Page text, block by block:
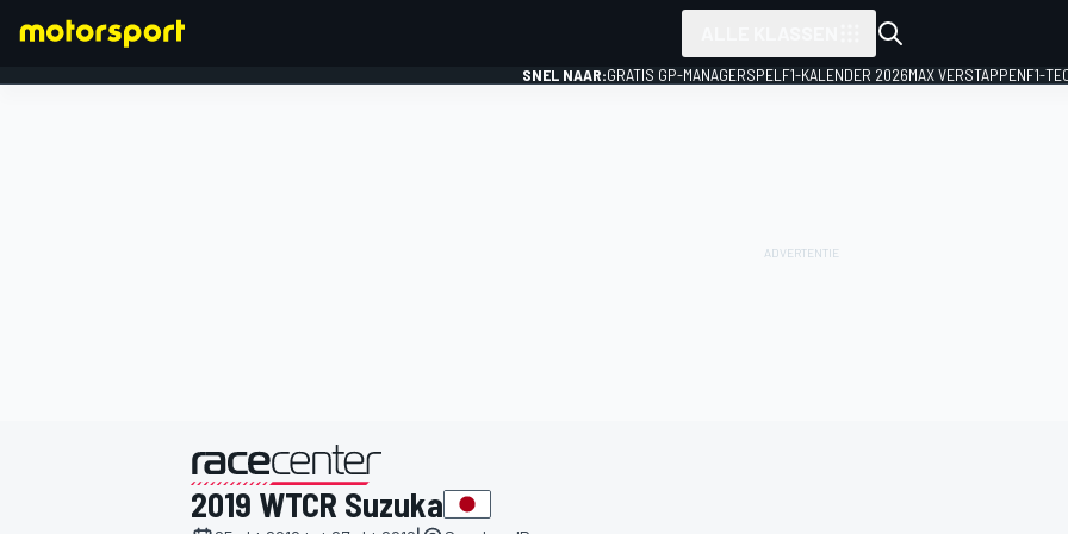
SNEL NAAR:GRATIS GP-MANAGERSPEL F1-KALENDER 2026MAX VERSTAPPENF1-
gepresenteerd door
2019 WTCR Suzuka